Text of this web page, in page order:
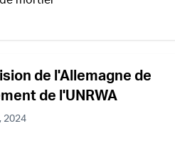
de l'Allemagne de
de l'UNRWA
2024